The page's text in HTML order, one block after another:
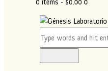
0 items - $0.00 0